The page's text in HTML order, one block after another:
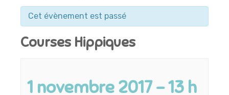
Cet évènement est passé
Courses Hippiques
1 novembre 2017 - 13 h